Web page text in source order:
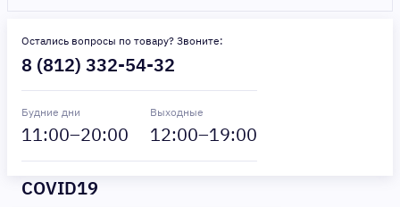
Остались вопросы по товару? Звоните:
8 (812) 332-54-32
Будние дни
11:00–20:00
Выходные
12:00–19:00
COVID19